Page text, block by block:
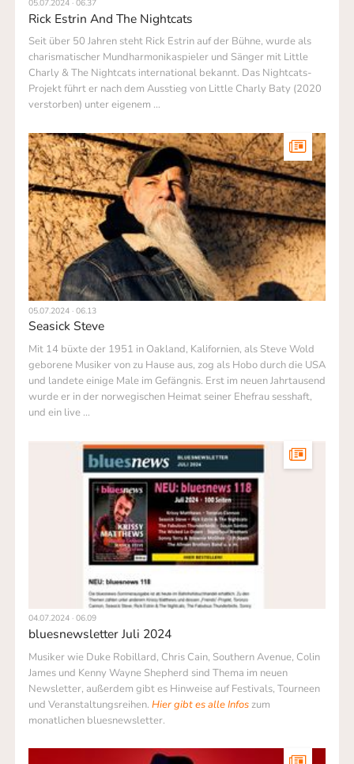
05.07.2024 · 06.37
Rick Estrin And The Nightcats
Seit über 50 Jahren steht Rick Estrin auf der Bühne, wurde als
charis­matischer Mundharmonikaspieler und Sänger mit Little
Charly & The Night­cats international bekannt. Das Nightcats-
Projekt führt er nach dem Ausstieg von Little Charly Baty (2020
verstorben) unter eigenem …
05.07.2024 · 06.13
Seasick Steve
Mit 14 büxte der 1951 in Oakland, Kalifornien, als Steve Wold
geborene Musiker von zu Hause aus, zog als Hobo durch die USA
und landete einige Male im Gefängnis. Erst im neuen Jahrtausend
wurde er in der norwegischen Heimat seiner Ehefrau sesshaft,
und ein live …
04.07.2024 · 06.09
bluesnewsletter Juli 2024
Musiker wie Duke Robillard, Chris Cain, Southern Avenue, Colin
James und Kenny Wayne Shepherd sind Thema im neuen
Newsletter, außer­dem gibt es Hinweise auf Festivals, Tourneen
und Veranstaltungsreihen. Hier gibt es alle Infos zum
monatlichen bluesnewsletter.